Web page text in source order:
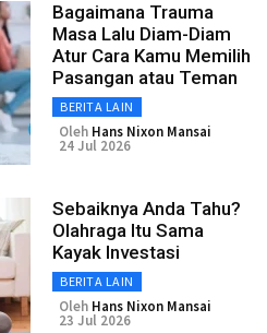
Bagaimana Trauma
Masa Lalu Diam-Diam
Atur Cara Kamu Memilih
Pasangan atau Teman
BERITA LAIN
Oleh Hans Nixon Mansai
24 Jul 2026
Sebaiknya Anda Tahu?
Olahraga Itu Sama
Kayak Investasi
BERITA LAIN
Oleh Hans Nixon Mansai
23 Jul 2026